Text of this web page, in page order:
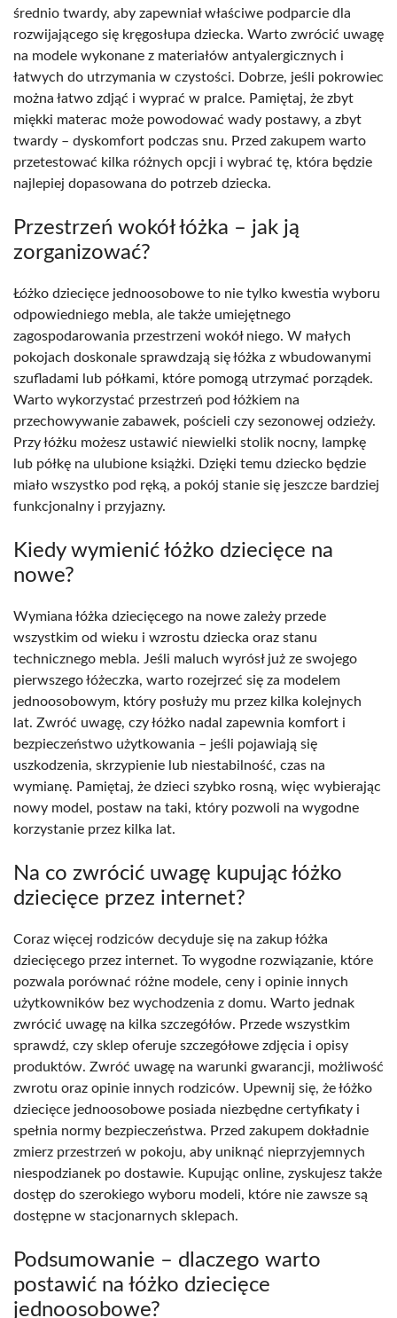
średnio twardy, aby zapewniał właściwe podparcie dla
rozwijającego się kręgosłupa dziecka. Warto zwrócić uwagę
na modele wykonane z materiałów antyalergicznych i
łatwych do utrzymania w czystości. Dobrze, jeśli pokrowiec
można łatwo zdjąć i wyprać w pralce. Pamiętaj, że zbyt
miękki materac może powodować wady postawy, a zbyt
twardy – dyskomfort podczas snu. Przed zakupem warto
przetestować kilka różnych opcji i wybrać tę, która będzie
najlepiej dopasowana do potrzeb dziecka.
Przestrzeń wokół łóżka – jak ją
zorganizować?
Łóżko dziecięce jednoosobowe to nie tylko kwestia wyboru
odpowiedniego mebla, ale także umiejętnego
zagospodarowania przestrzeni wokół niego. W małych
pokojach doskonale sprawdzają się łóżka z wbudowanymi
szufladami lub półkami, które pomogą utrzymać porządek.
Warto wykorzystać przestrzeń pod łóżkiem na
przechowywanie zabawek, pościeli czy sezonowej odzieży.
Przy łóżku możesz ustawić niewielki stolik nocny, lampkę
lub półkę na ulubione książki. Dzięki temu dziecko będzie
miało wszystko pod ręką, a pokój stanie się jeszcze bardziej
funkcjonalny i przyjazny.
Kiedy wymienić łóżko dziecięce na
nowe?
Wymiana łóżka dziecięcego na nowe zależy przede
wszystkim od wieku i wzrostu dziecka oraz stanu
technicznego mebla. Jeśli maluch wyrósł już ze swojego
pierwszego łóżeczka, warto rozejrzeć się za modelem
jednoosobowym, który posłuży mu przez kilka kolejnych
lat. Zwróć uwagę, czy łóżko nadal zapewnia komfort i
bezpieczeństwo użytkowania – jeśli pojawiają się
uszkodzenia, skrzypienie lub niestabilność, czas na
wymianę. Pamiętaj, że dzieci szybko rosną, więc wybierając
nowy model, postaw na taki, który pozwoli na wygodne
korzystanie przez kilka lat.
Na co zwrócić uwagę kupując łóżko
dziecięce przez internet?
Coraz więcej rodziców decyduje się na zakup łóżka
dziecięcego przez internet. To wygodne rozwiązanie, które
pozwala porównać różne modele, ceny i opinie innych
użytkowników bez wychodzenia z domu. Warto jednak
zwrócić uwagę na kilka szczegółów. Przede wszystkim
sprawdź, czy sklep oferuje szczegółowe zdjęcia i opisy
produktów. Zwróć uwagę na warunki gwarancji, możliwość
zwrotu oraz opinie innych rodziców. Upewnij się, że łóżko
dziecięce jednoosobowe posiada niezbędne certyfikaty i
spełnia normy bezpieczeństwa. Przed zakupem dokładnie
zmierz przestrzeń w pokoju, aby uniknąć nieprzyjemnych
niespodzianek po dostawie. Kupując online, zyskujesz także
dostęp do szerokiego wyboru modeli, które nie zawsze są
dostępne w stacjonarnych sklepach.
Podsumowanie – dlaczego warto
postawić na łóżko dziecięce
jednoosobowe?